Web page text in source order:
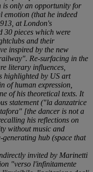
is only an opportunity for
(that he indeed
at London's
30 pieces which were
and their
inspired by the new
Re-surfacing in the
literary influences,
highlighted by US art
of human expression,
of his theoretical texts. It
statement ("la danzatrice
" [the dancer is not a
his reflections on
without music and
hub (space that
invited by Marinetti
"verso l'infinitamente